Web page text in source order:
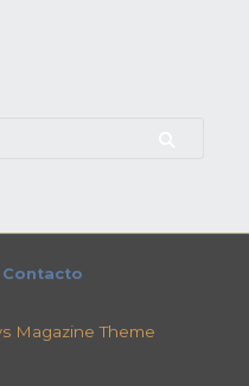
Contacto
Magazine Theme